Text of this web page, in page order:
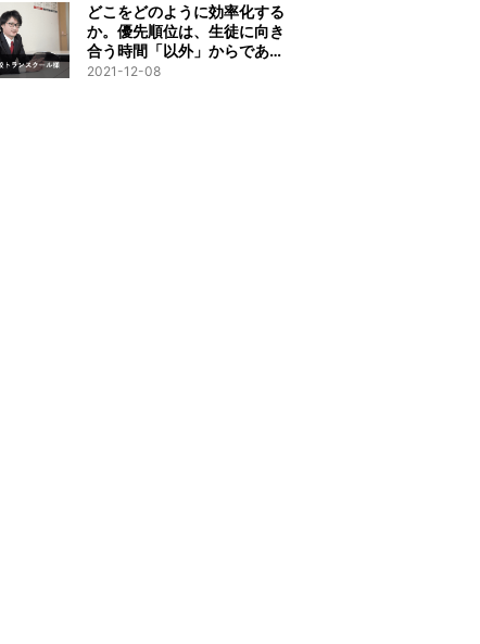
どこをどのように効率化する
か。優先順位は、生徒に向き
合う時間「以外」からである
べきだと考えました。
2021-12-08